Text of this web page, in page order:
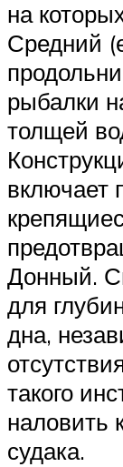
на
Средний
рыбалки
толщей
включает
Донный.
для
дна,
такого
наловить
судака.